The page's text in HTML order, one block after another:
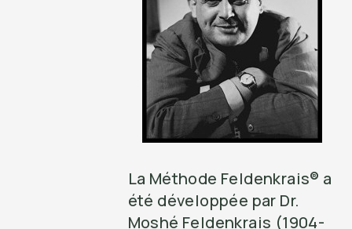
La Méthode Feldenkrais® a
été développée par Dr.
Moshé Feldenkrais (1904-